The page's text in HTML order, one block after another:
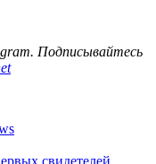
Подписывайтесь
свидетелей